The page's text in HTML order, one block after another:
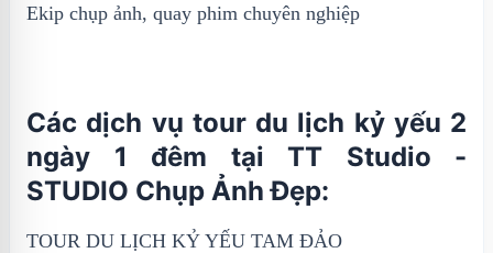
Ekip chụp ảnh, quay phim chuyên nghiệp
Các dịch vụ tour du lịch kỷ yếu 2
ngày 1 đêm tại TT Studio -
STUDIO Chụp Ảnh Đẹp:
TOUR DU LỊCH KỶ YẾU TAM ĐẢO